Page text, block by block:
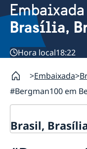
Brasília,
Hora local18:22
Embaixada
#Bergman100 em
Brasil,